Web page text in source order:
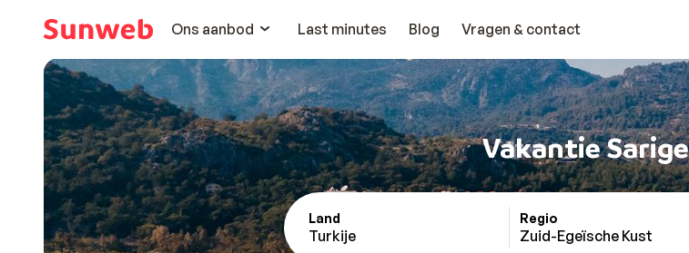
Ons aanbod
Last minutes Blog Vragen & contact
Vakantie
Land
Turkije
Regio
Zuid-Egeïsche Kust